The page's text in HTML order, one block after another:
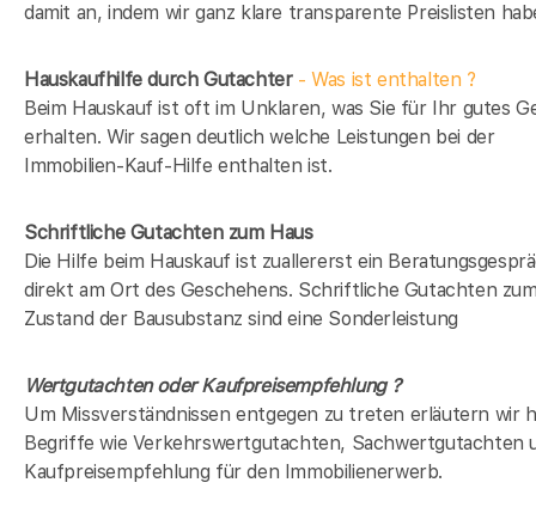
damit an, indem wir ganz klare transparente Preislisten
Hauskaufhilfe durch Gutachter- Was ist enthalten ?
Beim Hauskauf ist oft im Unklaren, was Sie für Ihr gutes
erhalten. Wir sagen deutlich welche Leistungen bei der
Immobilien-Kauf-Hilfe enthalten ist.
Schriftliche Gutachten zum Haus
Die Hilfe beim Hauskauf ist zuallererst ein
direkt am Ort des Geschehens. Schriftliche Gutachten
Zustand der Bausubstanz sind eine Sonderleistung
Wertgutachten oder Kaufpreisempfehlung ?
Um Missverständnissen entgegen zu treten erläutern wir
Begriffe wie Verkehrswertgutachten, Sachwertgutachten
Kaufpreisempfehlung für den Immobilienerwerb.